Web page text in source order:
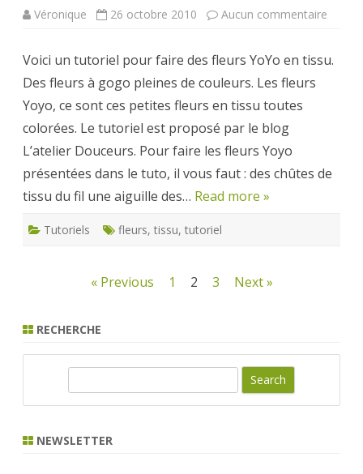
Véronique 26 octobre 2010 Aucun commentaire
des
Voici un tutoriel pour faire des fleurs YoYo en tissu.
Des fleurs à gogo pleines de couleurs. Les fleurs
Yoyo, ce sont ces petites fleurs en tissu toutes
colorées. Le tutoriel est proposé par le blog
L’atelier Douceurs. Pour faire les fleurs Yoyo
présentées dans le tuto, il vous faut : des chûtes de
tissu du fil une aiguille des… Read more »
Tutoriels fleurs, tissu, tutoriel
Pagination
publications
« Previous 1 2 3 Next »
RECHERCHE
r
NEWSLETTER